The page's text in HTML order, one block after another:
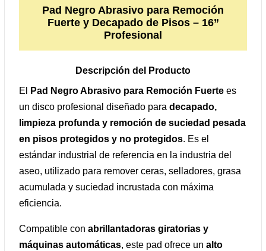
Pad Negro Abrasivo para Remoción
Fuerte y Decapado de Pisos – 16”
Profesional
Descripción del Producto
El Pad Negro Abrasivo para Remoción Fuerte es
un disco profesional diseñado para decapado,
limpieza profunda y remoción de suciedad pesada
en pisos protegidos y no protegidos. Es el
estándar industrial de referencia en la industria del
aseo, utilizado para remover ceras, selladores, grasa
acumulada y suciedad incrustada con máxima
eficiencia.
Compatible con abrillantadoras giratorias y
máquinas automáticas, este pad ofrece un alto